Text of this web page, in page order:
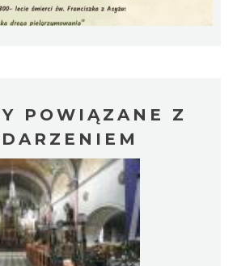
dla dzieci - owady i
na Czantorii
POWIĄZANE Z